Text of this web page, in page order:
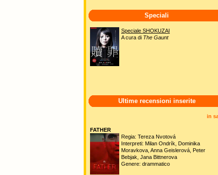
Speciali
Speciale SHOKUZAI
A cura di The Gaunt
Ultime recensioni inserite
in
FATHER
Regia: Tereza Nvotová
Interpreti: Milan Ondrík, Dominika
Moravkova, Anna Geislerová, Peter
Bebjak, Jana Bittnerova
Genere: drammatico